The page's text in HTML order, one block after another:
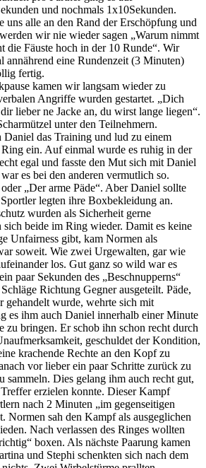
und nochmals 1x10Sekunden.
uns alle an den Rand der Erschöpfung und
wir nie wieder sagen „Warum nimmt
die Fäuste hoch in der 10 Runde“. Wir
annährend eine Rundenzeit (3 Minuten)
fertig.
kamen wir langsam wieder zu
Angriffe wurden gestartet. „Dich
lieber ne Jacke an, du wirst lange liegen“.
unter den Teilnehmern.
Daniel das Training und lud zu einem
ein. Auf einmal wurde es ruhig in der
egal und fasste den Mut sich mit Daniel
es bei den anderen vermutlich so.
„Der arme Päde“. Aber Daniel sollte
legten ihre Boxbekleidung an.
wurden als Sicherheit gerne
sich beide im Ring wieder. Damit es keine
Unfairness gibt, kam Normen als
soweit. Wie zwei Urgewalten, gar wie
los. Gut ganz so wild war es
paar Sekunden des „Beschnupperns“
Richtung Gegner ausgeteilt. Päde,
gehandelt wurde, wehrte sich mit
es ihm auch Daniel innerhalb einer Minute
zu bringen. Er schob ihn schon recht durch
geschuldet der Kondition,
krachende Rechte an den Kopf zu
vor lieber ein paar Schritte zurück zu
sammeln. Dies gelang ihm auch recht gut,
erzielen konnte. Dieser Kampf
nach 2 Minuten „im gegenseitigen
Normen sah den Kampf als ausgeglichen
Nach verlassen des Ringes wollten
boxen. Als nächste Paarung kamen
und Stephi schenkten sich nach dem